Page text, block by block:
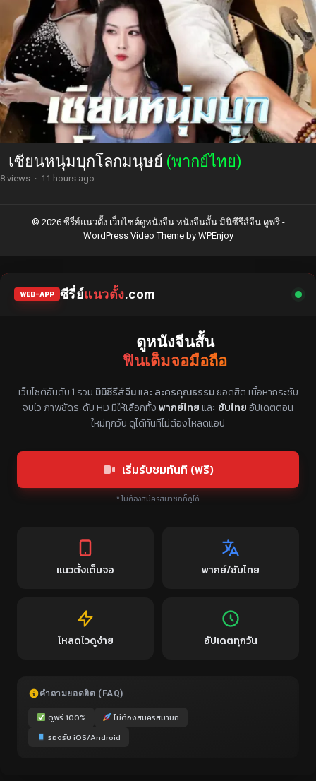
เซียนหนุ่มบุกโลกมนุษย์ (พากย์ไทย)
8 views · 11 hours ago
© 2026 ซีรี่ย์แนวตั้ง เว็บไซต์ดูหนังจีน หนังจีนสั้น มินิซีรีส์จีน ดูฟรี -
WordPress Video Themeby WPEnjoy
WEB-APP ซีรี่ย์แนวตั้ง.com
ดูหนังจีนสั้น
ฟินเต็มจอมือถือ
เว็บไซต์อันดับ 1 รวม มินิซีรีส์จีนและ ละครคุณธรรมยอดฮิต เนื้อหากระชับ
จบไว ภาพชัดระดับ HD มีให้เลือกทั้งพากย์ไทยและ ซับไทยอัปเดตตอน
ใหม่ทุกวัน ดูได้ทันทีไม่ต้องโหลดแอป
เริ่มรับชมทันที (ฟรี)
* ไม่ต้องสมัครสมาชิกก็ดูได้
แนวตั้งเต็มจอ พากย์/ซับไทย
โหลดไวดูง่าย อัปเดตทุกวัน
คำถามยอดฮิต (FAQ)
ดูฟรี 100%
ไม่ต้องสมัครสมาชิก
รองรับ iOS/Android